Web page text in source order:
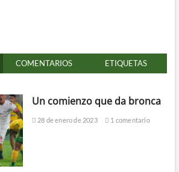
COMENTARIOS ETIQUETAS
Un comienzo que da bronca
28 de enero de 2023 1 comentario